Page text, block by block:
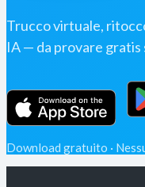
Trucco virtuale,
IA — da provare gratis
Download gratuito ·